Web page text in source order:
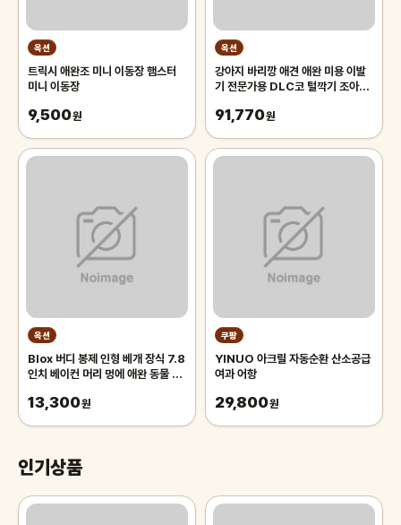
옥션
트릭시 애완조 미니 이동장 햄스터
미니 이동장
9,500원
옥션
강아지 바리깡 애견 애완 미용 이발
기 전문가용 DLC코 털깍기 조아스
91,770원
옥션
Blox 버디 봉제 인형 베개 장식 7.8
인치 베이컨 머리 멍에 애완 동물 장
13,300원
쿠팡
YINUO 아크릴 자동순환 산소공급
여과 어항
29,800원
인기상품